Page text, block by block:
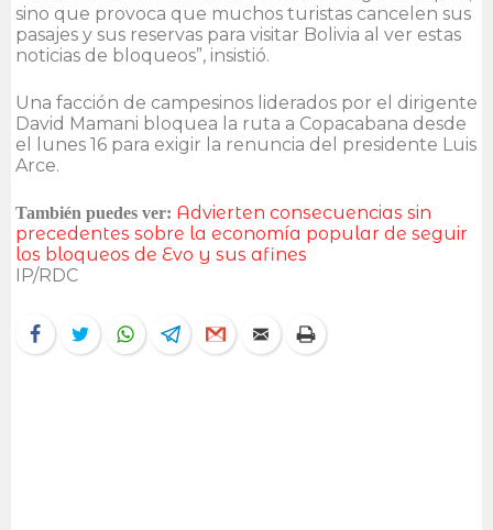
sino que provoca que muchos turistas cancelen sus
pasajes y sus reservas para visitar Bolivia al ver estas
noticias de bloqueos”, insistió.
Una facción de campesinos liderados por el dirigente
David Mamani bloquea la ruta a Copacabana desde
el lunes 16 para exigir la renuncia del presidente Luis
Arce.
También puedes ver: Advierten consecuencias sin
precedentes sobre la economía popular de seguir
los bloqueos de Evo y sus afines
IP/RDC